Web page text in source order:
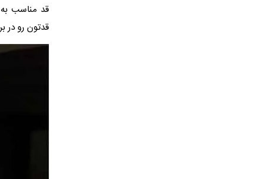
قد مناسب
قدتون رو در